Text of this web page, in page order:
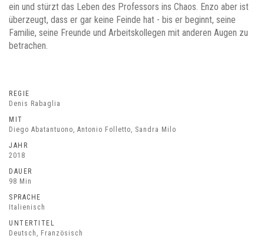
ein und stürzt das Leben des Professors ins Chaos. Enzo aber ist
überzeugt, dass er gar keine Feinde hat - bis er beginnt, seine
Familie, seine Freunde und Arbeitskollegen mit anderen Augen zu
betrachen.
REGIE
Denis Rabaglia
MIT
Diego Abatantuono, Antonio Folletto, Sandra Milo
JAHR
2018
DAUER
98 Min
SPRACHE
Italienisch
UNTERTITEL
Deutsch, Französisch